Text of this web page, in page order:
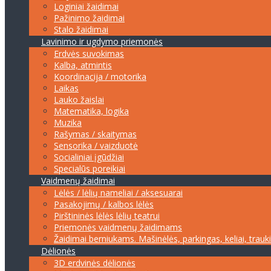
Loginiai žaidimai
Pažinimo žaidimai
Stalo žaidimai
Lavinimo ir ugdymo priemonės
Erdvės suvokimas
Kalba, atmintis
Koordinacija / motorika
Laikas
Lauko žaislai
Matematika, logika
Muzika
Rašymas / skaitymas
Sensorika / vaizduotė
Socialiniai įgūdžiai
Specialūs poreikiai
Vaidmenų žaidimai
Lėlės / lėlių nameliai / aksesuarai
Pasakojimų / kalbos lėlės
Pirštininės lėlės lėlių teatrui
Priemonės vaidmenų žaidimams
Žaidimai berniukams. Mašinėlės, parkingas, keliai,
Dėlionės
3D erdvinės dėlionės